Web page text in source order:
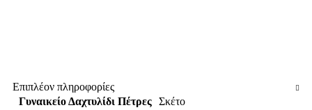
Επιπλέον πληροφορίες
Γυναικείο Δαχτυλίδι Πέτρες Σκέτο